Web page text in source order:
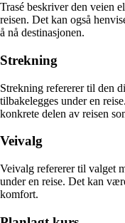
Trasé beskriver den veien
reisen. Det kan også
å nå destinasjonen.
Strekning
Strekning refererer til den
tilbakelegges under en
konkrete delen av reisen
Veivalg
Veivalg refererer til valget
under en reise. Det kan
komfort.